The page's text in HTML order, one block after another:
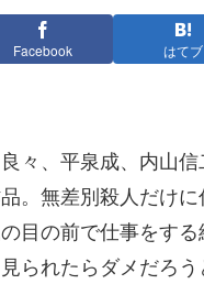
Facebook はてブ
々、平泉成、内山信
。無差別殺人だけ
目の前で仕事をす
られたらダメだろ